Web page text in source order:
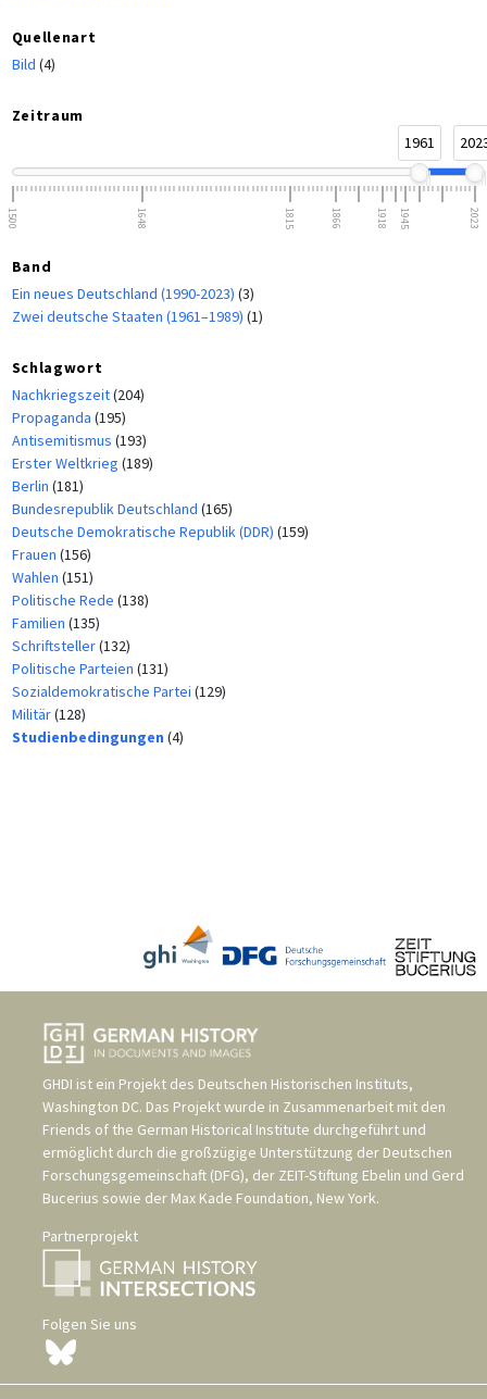
Quellenart
Bild (4)
Zeitraum
1961
1500 1648 1815 1866 1918 1945 2023
Band
Ein neues Deutschland (1990-2023) (3)
Zwei deutsche Staaten (1961–1989) (1)
Schlagwort
Nachkriegszeit(204)
Propaganda (195)
Antisemitismus (193)
Erster Weltkrieg (189)
Berlin (181)
Bundesrepublik Deutschland (165)
Deutsche Demokratische Republik (DDR) (159)
Frauen (156)
Wahlen (151)
Politische Rede (138)
Familien (135)
Schriftsteller(132)
Politische Parteien (131)
Sozialdemokratische Partei (129)
Militär(128)
Studienbedingungen (4)
GHDI ist ein Projekt des Deutschen Historischen Instituts,
Washington DC. Das Projekt wurde in Zusammenarbeit mit den
Friends of the German Historical Institute durchgeführt und
ermöglicht durch die großzügige Unterstützung der Deutschen
Forschungsgemeinschaft (DFG), der ZEIT-Stiftung Ebelin und Gerd
Bucerius sowie der Max Kade Foundation, New York.
Partnerprojekt
Folgen Sie uns